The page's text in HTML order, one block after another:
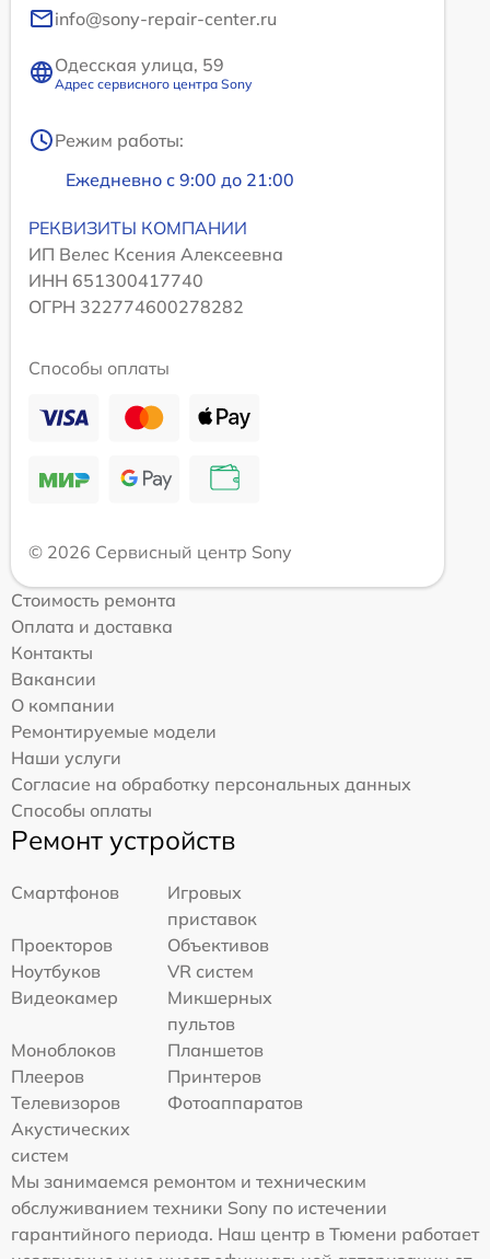
info@sony-repair-center.ru
Одесская улица, 59
Адрес сервисного центра Sony
Режим работы:
Ежедневно с 9:00 до 21:00
РЕКВИЗИТЫ КОМПАНИИ
ИП Велес Ксения Алексеевна
ИНН 651300417740
ОГРН 322774600278282
Способы оплаты
© 2026 Сервисный центр Sony
Стоимость ремонта
Оплата и доставка
Контакты
Вакансии
О компании
Ремонтируемые модели
Наши услуги
Согласие на обработку персональных данных
Способы оплаты
Ремонт устройств
Смартфонов
Игровых
приставок
Проекторов
Объективов
Ноутбуков
VR систем
Видеокамер
Микшерных
пультов
Моноблоков
Планшетов
Плееров
Принтеров
Телевизоров
Фотоаппаратов
Акустических
систем
Мы занимаемся ремонтом и техническим
обслуживанием техники Sony по истечении
гарантийного периода. Наш центр в Тюмени работает